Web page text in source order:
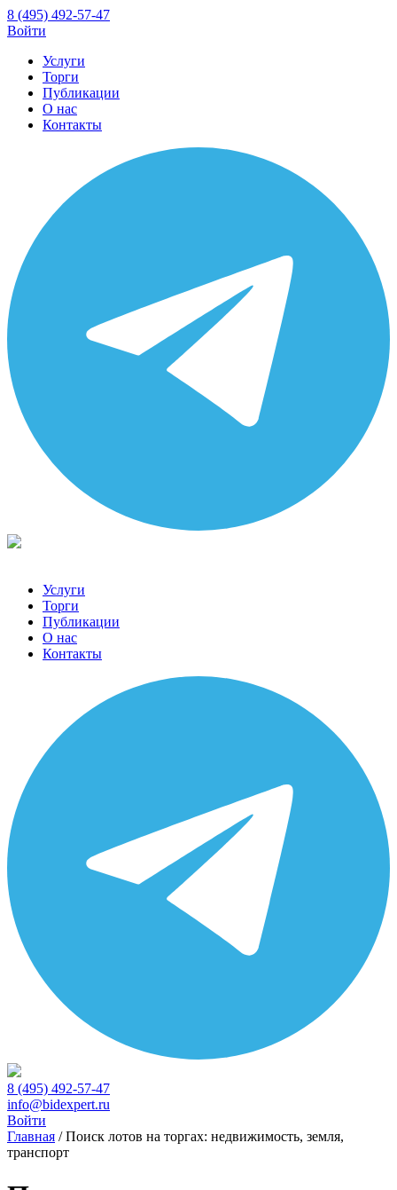
8 (495) 492-57-47
Войти
Услуги
Торги
Публикации
О нас
Контакты
Услуги
Торги
Публикации
О нас
Контакты
8 (495) 492-57-47
info@bidexpert.ru
Войти
Главная /Поиск лотов на торгах: недвижимость, земля,
транспорт